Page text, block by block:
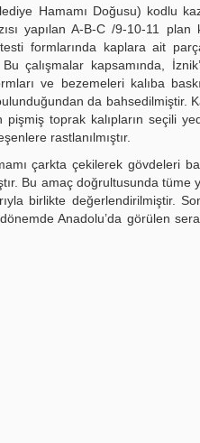
Hamamı Doğusu) kodlu
yapılan A-B-C /9-10-11 plan
formlarında kaplara ait
çalışmalar kapsamında,
ve bezemeleri kalıba
da bahsedilmiştir.
pişmiş toprak kalıpların seçili
rastlanılmıştır.
çarkta çekilerek gövdeleri
Bu amaç doğrultusunda tüme
birlikte değerlendirilmiştir.
Anadolu’da görülen